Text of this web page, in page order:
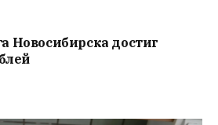
Новосибирска достиг